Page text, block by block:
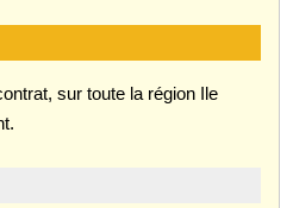
sur toute la région Ile